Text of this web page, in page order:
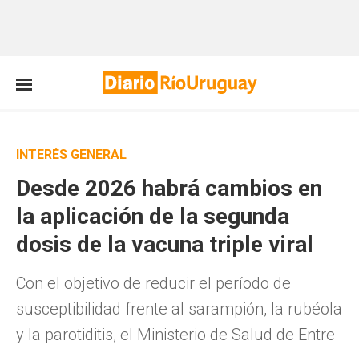
INTERÉS GENERAL
Desde 2026 habrá cambios en
la aplicación de la segunda
dosis de la vacuna triple viral
Con el objetivo de reducir el período de
susceptibilidad frente al sarampión, la rubéola
y la parotiditis, el Ministerio de Salud de Entre